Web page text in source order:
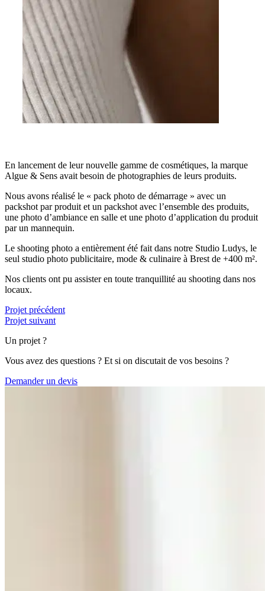
En lancement de leur nouvelle gamme de cosmétiques, la marque
Algue & Sens avait besoin de photographies de leurs produits.
Nous avons réalisé le « pack photo de démarrage » avec un
packshot par produit et un packshot avec l’ensemble des produits,
une photo d’ambiance en salle et une photo d’application du produit
par un mannequin.
Le shooting photo a entièrement été fait dans notre Studio Ludys, le
seul studio photo publicitaire, mode & culinaire à Brest de +400 m².
Nos clients ont pu assister en toute tranquillité au shooting dans nos
locaux.
Projet précédent
Projet suivant
Un projet ?
Vous avez des questions ? Et si on discutait de vos besoins ?
Demander un devis